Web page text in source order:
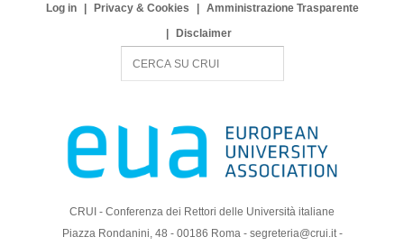
Log in Privacy & Cookies
Amministrazione Trasparente
Disclaimer
c
CRUI - Conferenza dei Rettori delle Università italiane
Piazza Rondanini, 48 - 00186 Roma - segreteria@crui.it -